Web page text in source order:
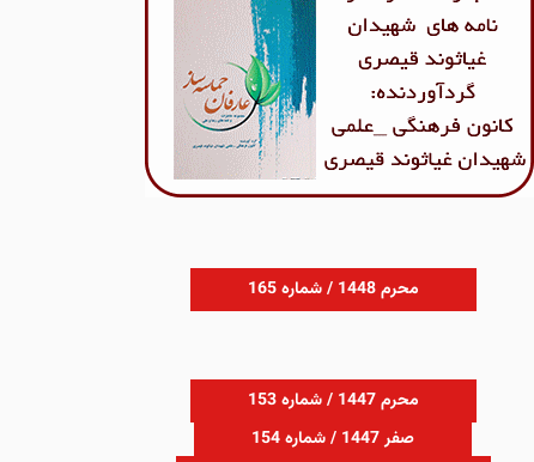
محرم 1448 / شماره 165
محرم 1447 / شماره 153
صفر 1447 / شماره 154